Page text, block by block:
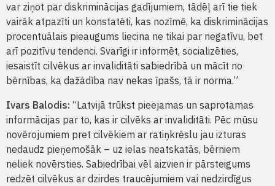
var ziņot par diskriminācijas gadījumiem, tādēļ arī tie tiek
vairāk atpazīti un konstatēti, kas nozīmē, ka diskriminācijas
procentuālais pieaugums liecina ne tikai par negatīvu, bet
arī pozitīvu tendenci. Svarīgi ir informēt, socializēties,
iesaistīt cilvēkus ar invaliditāti sabiedrībā un mācīt no
bērnības, ka dažādība nav nekas īpašs, tā ir norma.”
Ivars Balodis: “Latvijā trūkst pieejamas un saprotamas
informācijas par to, kas ir cilvēks ar invaliditāti. Pēc mūsu
novērojumiem pret cilvēkiem ar ratiņkrēslu jau izturas
nedaudz pieņemošāk – uz ielas neatskatās, bērniem
neliek novērsties. Sabiedrībai vēl aizvien ir pārsteigums
redzēt cilvēkus ar dzirdes traucējumiem vai nedzirdīgus